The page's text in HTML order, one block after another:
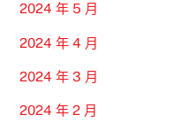
2024 年 5 月
2024 年 4 月
2024 年 3 月
2024 年 2 月